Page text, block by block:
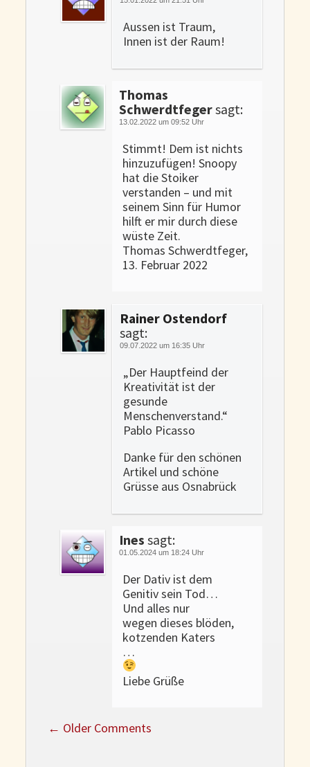
Aussen ist Traum,
Innen ist der Raum!
Thomas
Schwerdtfegersagt:
13.02.2022 um 09:52 Uhr
Stimmt! Dem ist nichts
hinzuzufügen! Snoopy
hat die Stoiker
verstanden – und mit
seinem Sinn für Humor
hilft er mir durch diese
wüste Zeit.
Thomas Schwerdtfeger,
13. Februar 2022
Rainer Ostendorf
sagt:
09.07.2022 um 16:35 Uhr
„Der Hauptfeind der
Kreativität ist der
gesunde
Menschenverstand.“
Pablo Picasso
Danke für den schönen
Artikel und schöne
Grüsse aus Osnabrück
Ines sagt:
01.05.2024 um 18:24 Uhr
Der Dativ ist dem
Genitiv sein Tod…
Und alles nur
wegen dieses blöden,
kotzenden Katers
…
Liebe Grüße
← Older Comments